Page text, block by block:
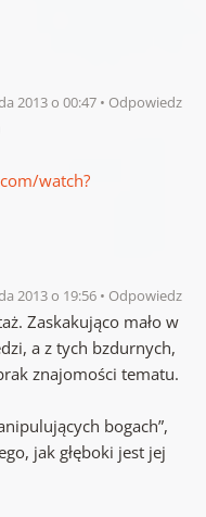
2013 o 00:47 Odpowiedz
watch?
2013 o 19:56 Odpowiedz
Zaskakująco mało w
a z tych bzdurnych,
znajomości tematu.
bogach”,
jak głęboki jest jej